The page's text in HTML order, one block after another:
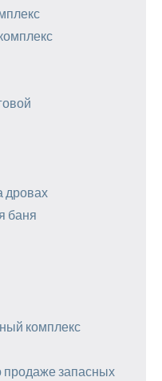
дровах
баня
комплекс
продаже запасных